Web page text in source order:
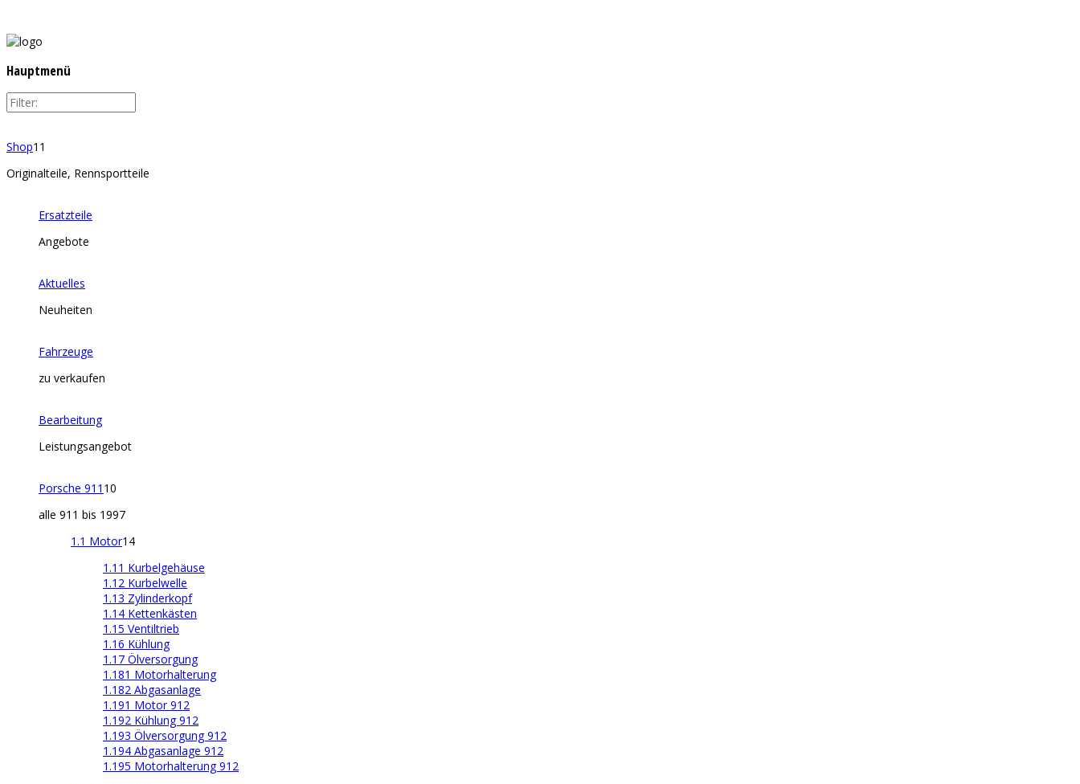
Hauptmenü
Shop11
Originalteile, Rennsportteile
Ersatzteile
Angebote
Aktuelles
Neuheiten
Fahrzeuge
zu verkaufen
Bearbeitung
Leistungsangebot
Porsche 911 10
alle 911 bis 1997
1.1 Motor14
1.11 Kurbelgehäuse
1.12 Kurbelwelle
1.13 Zylinderkopf
1.14 Kettenkästen
1.15 Ventiltrieb
1.16 Kühlung
1.17 Ölversorgung
1.181 Motorhalterung
1.182 Abgasanlage
1.191 Motor 912
1.192 Kühlung 912
1.193 Ölversorgung 912
1.194 Abgasanlage 912
1.195 Motorhalterung 912